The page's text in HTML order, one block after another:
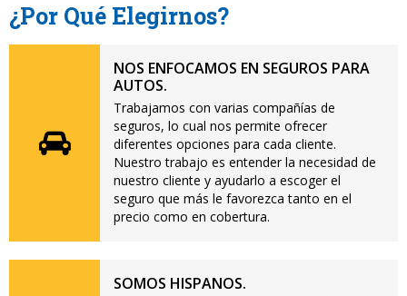
¿Por Qué Elegirnos?
NOS ENFOCAMOS EN SEGUROS PARA
AUTOS.
Trabajamos con varias compañías de
seguros, lo cual nos permite ofrecer
diferentes opciones para cada cliente.
Nuestro trabajo es entender la necesidad de
nuestro cliente y ayudarlo a escoger el
seguro que más le favorezca tanto en el
precio como en cobertura.
SOMOS HISPANOS.